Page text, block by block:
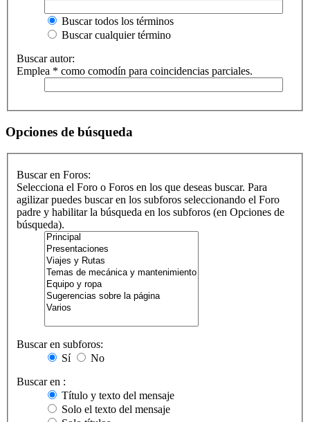
Buscar todos los términos
Buscar cualquier término
Buscar autor:
Emplea * como comodín para coincidencias parciales.
Opciones de búsqueda
Buscar en Foros:
Selecciona el Foro o Foros en los que deseas buscar. Para
agilizar puedes buscar en los subforos seleccionando el Foro
padre y habilitar la búsqueda en los subforos (en Opciones de
búsqueda).
Buscar en subforos:
Sí
No
Buscar en :
Título y texto del mensaje
Solo el texto del mensaje